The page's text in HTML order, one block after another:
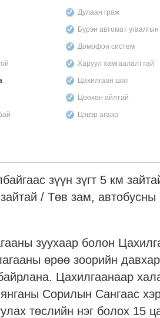
Дулаан граж
Бүрэн автомат
Домофон систем
Харуул хамгаалалттай
Цахилгаан шат
Цөөхөн айлтай
Цэвэр агаар
зүүн зүгт 5 км
/ Төв зам,
зуухаар болон
өрөө зоорийн
Цахилгаанаар
Сорилын Сангаас
төслийн нэг болох 15